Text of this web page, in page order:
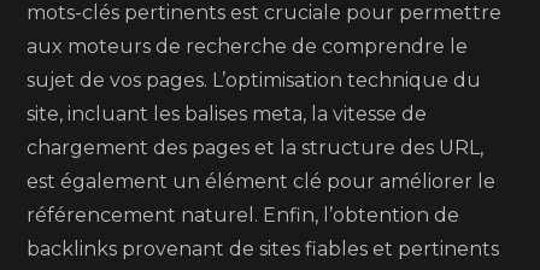
mots-clés pertinents est cruciale pour permettre
aux moteurs de recherche de comprendre le
sujet de vos pages. L’optimisation technique du
site, incluant les balises meta, la vitesse de
chargement des pages et la structure des URL,
est également un élément clé pour améliorer le
référencement naturel. Enfin, l’obtention de
backlinks provenant de sites fiables et pertinents